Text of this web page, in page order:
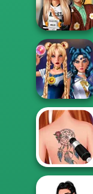
Americana
Dress To Impress
Back To Schoo...
Sailor Moon And
Friends Cosmic...